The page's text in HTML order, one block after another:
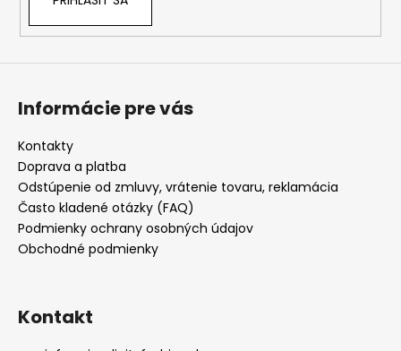
Informácie pre vás
Kontakty
Doprava a platba
Odstúpenie od zmluvy, vrátenie tovaru, reklamácia
Často kladené otázky (FAQ)
Podmienky ochrany osobných údajov
Obchodné podmienky
Kontakt